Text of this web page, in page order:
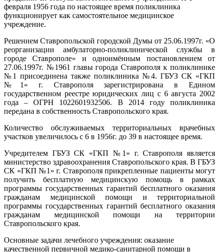
февраля 1956 года по настоящее время поликлиника
функционирует как самостоятельное медицинское
учреждение.
Решением Ставропольской городской Думы от 25.06.1997г. «О
реорганизации амбулаторно-поликлинической службы в
городе Ставрополе» и одноимённым постановлением от
27.06.1997г. №1961 главы города Ставрополя к поликлинике
№1 присоединена также поликлиника №4. ГБУЗ СК «ГКП
№1» г. Ставрополя зарегистрирована в Едином
государственном реестре юридических лиц с 6 августа 2002
года – ОГРН 1022601932506. В 2014 году поликлиника
передана в собственность Ставропольского края.
Количество обслуживаемых территориальных врачебных
участков увеличилось с 6 в 1956г. до 39 в настоящее время.
Учредителем ГБУЗ СК «ГКП №1» г. Ставрополя является
министерство здравоохранения Ставропольского края. В ГБУЗ
СК «ГКП №1» г. Ставрополя прикрепленные пациенты могут
получить бесплатную медицинскую помощь в рамках
программы государственных гарантий бесплатного оказания
гражданам медицинской помощи и территориальной
программы государственных гарантий бесплатного оказания
гражданам медицинской помощи на территории
Ставропольского края.
Основные задачи лечебного учреждения: оказание
качественной первичной медико-санитарной помощи в